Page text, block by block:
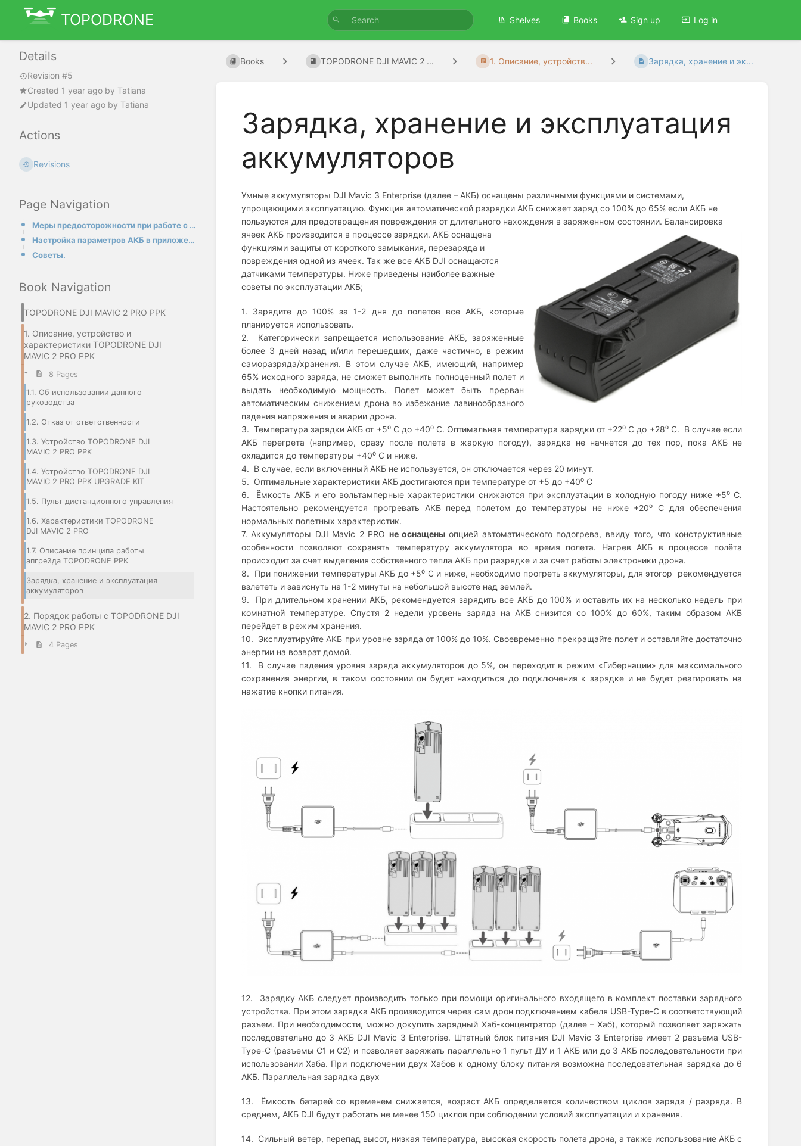
TOPODRONE Shelves Books Sign up Log in
Details
Revision #5
Created 1 year ago by Tatiana
Updated 1 year ago by Tatiana
Actions
Revisions
Page Navigation
Меры предосторожности при работе с аккумуляторами
Настройка параметров АКБ в приложении DJI Pilot2
Советы.
Book Navigation
TOPODRONE DJI MAVIC 2 PRO PPK
1. Описание, устройство и
характеристики TOPODRONE DJI
MAVIC 2 PRO PPK
8 Pages
1.1. Об использовании данного
руководства
1.2. Отказ от ответственности
1.3. Устройство TOPODRONE DJI
MAVIC 2 PRO PPK
1.4. Устройство TOPODRONE DJI
MAVIC 2 PRO PPK UPGRADE KIT
1.5. Пульт дистанционного управления
1.6. Характеристики TOPODRONE
DJI MAVIC 2 PRO
1.7. Описание принципа работы
апгрейда TOPODRONE PPK
Зарядка, хранение и эксплуатация
аккумуляторов
2. Порядок работы с TOPODRONE DJI
MAVIC 2 PRO PPK
4 Pages
Books TOPODRONE DJI MAVIC 2 ... 1. Описание, устройств... Зарядка, хранение и эк...
Зарядка, хранение и эксплуатация
аккумуляторов
Умные аккумуляторы DJI Mavic 3 Enterprise (далее – АКБ) оснащены различными функциями и системами,
упрощающими эксплуатацию. Функция автоматической разрядки АКБ снижает заряд со 100% до 65% если АКБ не
пользуются для предотвращения повреждения от длительного нахождения в заряженном состоянии. Балансировка
ячеек АКБ производится в процессе зарядки. АКБ оснащена
функциями защиты от короткого замыкания, перезаряда и
повреждения одной из ячеек. Так же все АКБ DJI оснащаются
датчиками температуры. Ниже приведены наиболее важные
советы по эксплуатации АКБ;
1. Зарядите до 100% за 1-2 дня до полетов все АКБ, которые
планируется использовать.
2. Категорически запрещается использование АКБ, заряженные
более 3 дней назад и/или перешедших, даже частично, в режим
саморазряда/хранения. В этом случае АКБ, имеющий, например
65% исходного заряда, не сможет выполнить полноценный полет и
выдать необходимую мощность. Полет может быть прерван
автоматическим снижением дрона во избежание лавинообразного
падения напряжения и аварии дрона.
3. Температура зарядки АКБ от +5⁰ С до +40⁰ С. Оптимальная температура зарядки от +22⁰ С до +28⁰ С. В случае если
АКБ перегрета (например, сразу после полета в жаркую погоду), зарядка не начнется до тех пор, пока АКБ не
охладится до температуры +40⁰ С и ниже.
4. В случае, если включенный АКБ не используется, он отключается через 20 минут.
5. Оптимальные характеристики АКБ достигаются при температуре от +5 до +40⁰ С
6. Ёмкость АКБ и его вольтамперные характеристики снижаются при эксплуатации в холодную погоду ниже +5⁰ С.
Настоятельно рекомендуется прогревать АКБ перед полетом до температуры не ниже +20⁰ С для обеспечения
нормальных полетных характеристик.
7. Аккумуляторы DJI Mavic 2 PRO не оснащены опцией автоматического подогрева, ввиду того, что конструктивные
особенности позволяют сохранять температуру аккумулятора во время полета. Нагрев АКБ в процессе полёта
происходит за счет выделения собственного тепла АКБ при разрядке и за счет работы электроники дрона.
8. При понижении температуры АКБ до +5⁰ С и ниже, необходимо прогреть аккумуляторы, для этогор рекомендуется
взлететь и зависнуть на 1-2 минуты на небольшой высоте над землей.
9. При длительном хранении АКБ, рекомендуется зарядить все АКБ до 100% и оставить их на несколько недель при
комнатной температуре. Спустя 2 недели уровень заряда на АКБ снизится со 100% до 60%, таким образом АКБ
перейдет в режим хранения.
10. Эксплуатируйте АКБ при уровне заряда от 100% до 10%. Своевременно прекращайте полет и оставляйте достаточно
энергии на возврат домой.
11. В случае падения уровня заряда аккумуляторов до 5%, он переходит в режим «Гибернации» для максимального
сохранения энергии, в таком состоянии он будет находиться до подключения к зарядке и не будет реагировать на
нажатие кнопки питания.
12. Зарядку АКБ следует производить только при помощи оригинального входящего в комплект поставки зарядного
устройства. При этом зарядка АКБ производится через сам дрон подключением кабеля USB-Type-C в соответствующий
разъем. При необходимости, можно докупить зарядный Хаб-концентратор (далее – Хаб), который позволяет заряжать
последовательно до 3 АКБ DJI Mavic 3 Enterprise. Штатный блок питания DJI Mavic 3 Enterprise имеет 2 разъема USB-
Type-C (разъемы С1 и С2) и позволяет заряжать параллельно 1 пульт ДУ и 1 АКБ или до 3 АКБ последовательности при
использовании Хаба. При подключении двух Хабов к одному блоку питания возможна последовательная зарядка до 6
АКБ. Параллельная зарядка двух
13. Ёмкость батарей со временем снижается, возраст АКБ определяется количеством циклов заряда / разряда. В
среднем, АКБ DJI будут работать не менее 150 циклов при соблюдении условий эксплуатации и хранения.
14. Сильный ветер, перепад высот, низкая температура, высокая скорость полета дрона, а также использование АКБ с